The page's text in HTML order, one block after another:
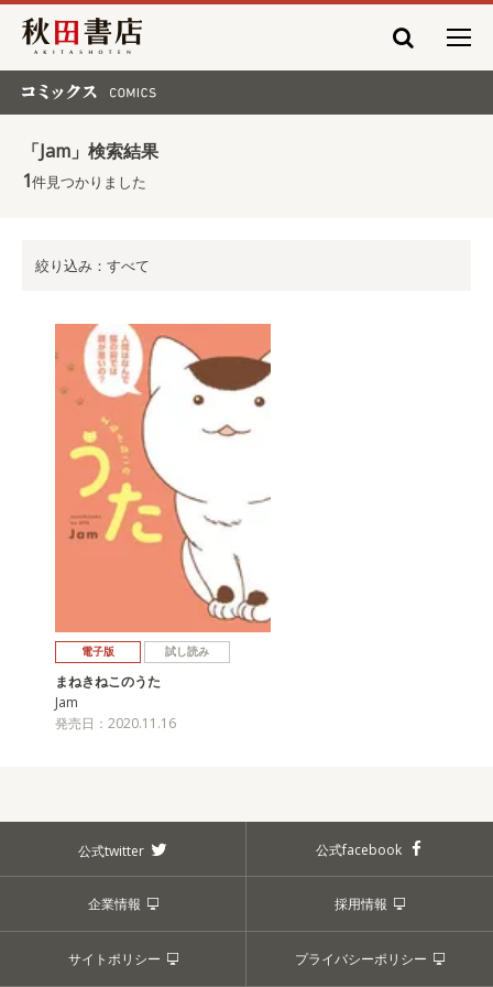
秋田書店
「Jam」検索結果
1件見つかりました
絞り込み：すべて
電子版 試し読み
まねきねこのうた
Jam
発売日：2020.11.16
公式twitter 公式facebook
企業情報 採用情報
サイトポリシー プライバシーポリシー